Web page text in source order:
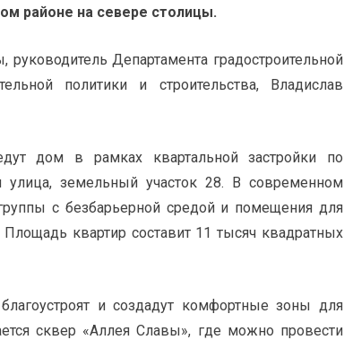
районе на севере столицы.
Департамента градостроительной
политики и строительства, Владислав
дом в рамках квартальной застройки по
улица, земельный участок 28. В современном
с безбарьерной средой и помещения для
квартир составит 11 тысяч квадратных
и создадут комфортные зоны для
сквер «Аллея Славы», где можно провести